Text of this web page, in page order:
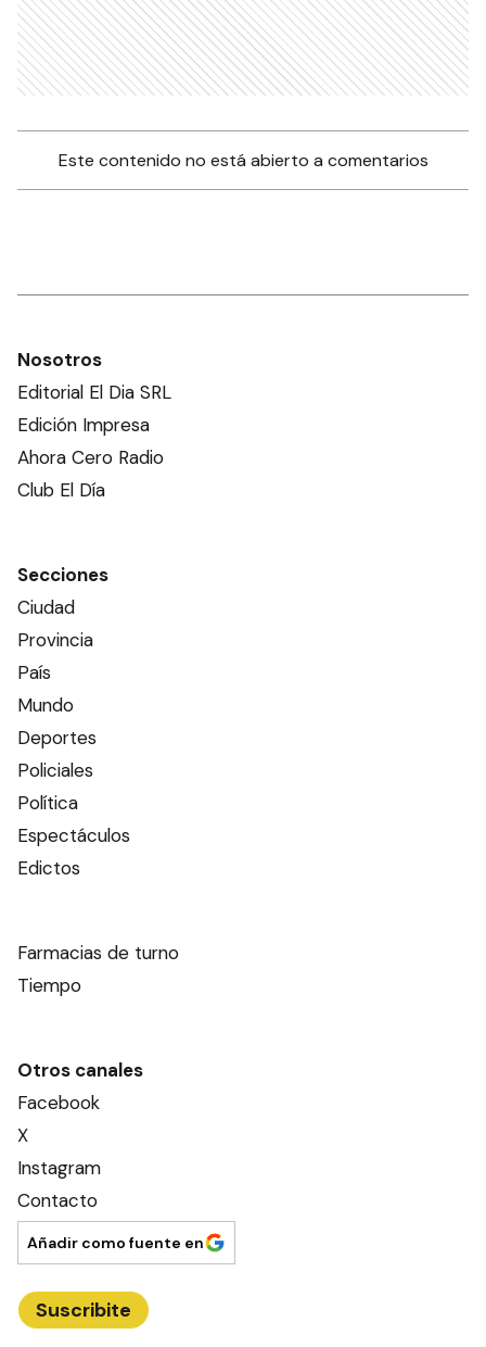
Este contenido no está abierto a comentarios
Nosotros
Editorial El Dia SRL
Edición Impresa
Ahora Cero Radio
Club El Día
Secciones
Ciudad
Provincia
País
Mundo
Deportes
Policiales
Política
Espectáculos
Edictos
Farmacias de turno
Tiempo
Otros canales
Facebook
X
Instagram
Contacto
Añadir como fuente en
Suscribite